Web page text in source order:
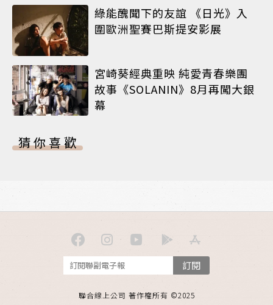
綠能醜聞下的友誼 《日光》入
圍歐洲聖賽巴斯提安影展
宮崎葵經典重映 純愛青春樂團
故事《SOLANIN》8月再闖大銀
幕
猜你喜歡
訂閱
聯合線上公司 著作權所有 ©2025